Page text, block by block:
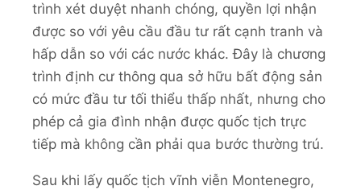
trình xét duyệt nhanh chóng, quyền lợi nhận
được so với yêu cầu đầu tư rất cạnh tranh và
hấp dẫn so với các nước khác. Đây là chương
trình định cư thông qua sở hữu bất động sản
có mức đầu tư tối thiểu thấp nhất, nhưng cho
phép cả gia đình nhận được quốc tịch trực
tiếp mà không cần phải qua bước thường trú.
Sau khi lấy quốc tịch vĩnh viễn Montenegro,